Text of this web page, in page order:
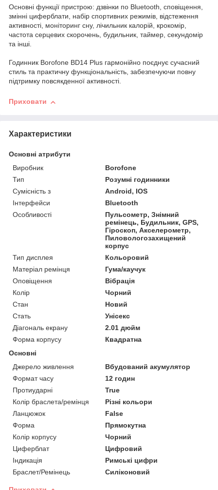
Основні функції пристрою: дзвінки по Bluetooth, сповіщення,
змінні циферблати, набір спортивних режимів, відстеження
активності, моніторинг сну, лічильник калорій, крокомір,
частота серцевих скорочень, будильник, таймер, секундомір
та інші.
Годинник Borofone BD14 Plus гармонійно поєднує сучасний
стиль та практичну функціональність, забезпечуючи повну
підтримку повсякденної активності.
Приховати
Характеристики
Основні атрибути
Виробник
Borofone
Тип
Розумні годинники
Сумісність з
Android, IOS
Інтерфейси
Bluetooth
Особливості
Пульсометр, Знімний
ремінець, Будильник, GPS,
Гіроскоп, Акселерометр,
Пиловологозахищений
корпус
Тип дисплея
Кольоровий
Матеріал ремінця
Гума/каучук
Оповіщення
Вібрація
Колір
Чорний
Стан
Новий
Стать
Унісекс
Діагональ екрану
2.01 дюйм
Форма корпусу
Квадратна
Основні
Джерело живлення
Вбудований акумулятор
Формат часу
12 годин
Протиударні
True
Колір браслета/ремінця
Різні кольори
Ланцюжок
False
Форма
Прямокутна
Колір корпусу
Чорний
Циферблат
Цифровий
Індикація
Римські цифри
Браслет/Ремінець
Силіконовий